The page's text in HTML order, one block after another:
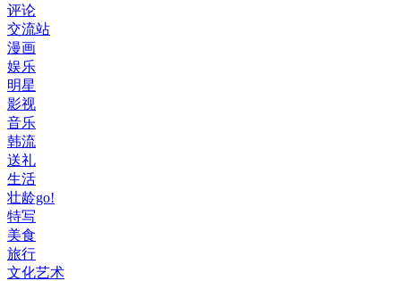
评论
交流站
漫画
娱乐
明星
影视
音乐
韩流
送礼
生活
壮龄go!
特写
美食
旅行
文化艺术